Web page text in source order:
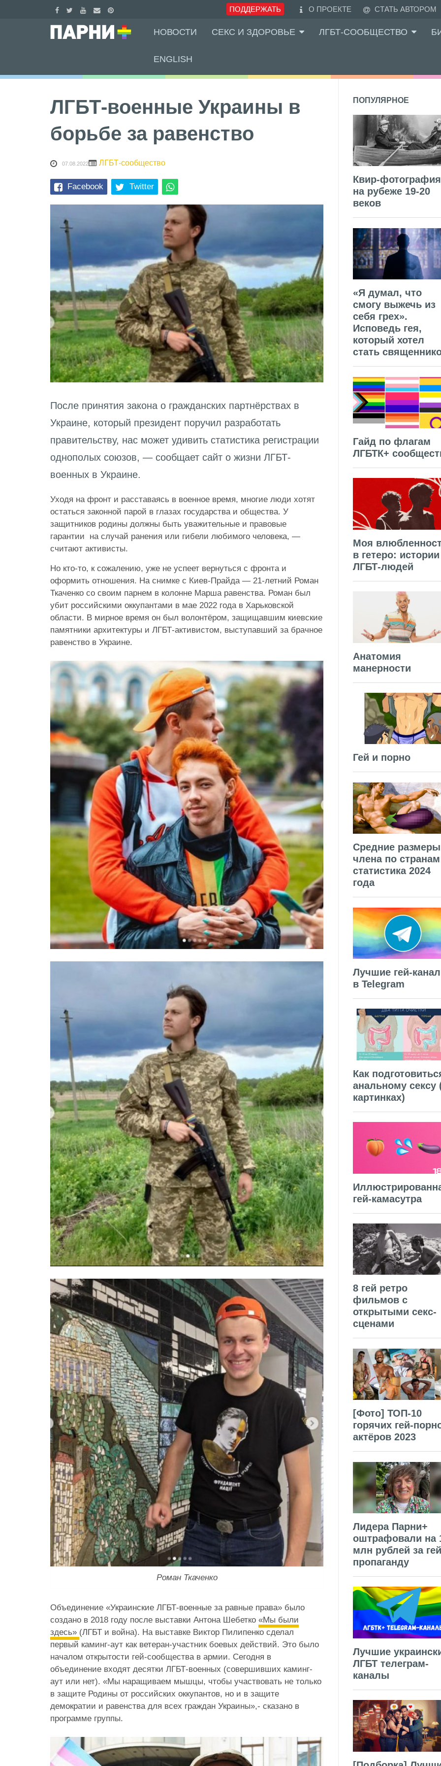
ПОДДЕРЖАТЬ О ПРОЕКТЕ СТАТЬ АВТОРОМ
НОВОСТИ СЕКС И ЗДОРОВЬЕ ЛГБТ-СООБЩЕСТВО
ENGLISH
ЛГБТ-военные Украины в
борьбе за равенство
07.08.2022 ЛГБТ-сообщество
Facebook Twitter
После принятия закона о гражданских партнёрствах в
Украине, который президент поручил разработать
правительству, нас может удивить статистика регистрации
однополых союзов, — сообщает сайт о жизни ЛГБТ-
военных в Украине.
Уходя на фронт и расставаясь в военное время, многие люди хотят
остаться законной парой в глазах государства и общества. У
защитников родины должны быть уважительные и правовые
гарантии на случай ранения или гибели любимого человека, —
считают активисты.
Но кто-то, к сожалению, уже не успеет вернуться с фронта и
оформить отношения. На снимке с Киев-Прайда — 21-летний Роман
Ткаченко со своим парнем в колонне Марша равенства. Роман был
убит российскими оккупантами в мае 2022 года в Харьковской
области. В мирное время он был волонтёром, защищавшим киевские
памятники архитектуры и ЛГБТ-активистом, выступавший за брачное
равенство в Украине.
Роман Ткаченко
Объединение «Украинские ЛГБТ-военные за равные права» было
создано в 2018 году после выставки Антона Шебетко «Мы были
здесь» (ЛГБТ и война). На выставке Виктор Пилипенко сделал
первый каминг-аут как ветеран-участник боевых действий. Это было
началом открытости гей-сообщества в армии. Сегодня в
объединение входят десятки ЛГБТ-военных (совершивших каминг-
аут или нет). «Мы наращиваем мышцы, чтобы участвовать не только
в защите Родины от российских оккупантов, но и в защите
демократии и равенства для всех граждан Украины»,- сказано в
программе группы.
ПОПУЛЯРНОЕ
Квир-фотография
на рубеже 19-20
веков
«Я думал, что
смогу выжечь из
себя грех».
Исповедь гея,
который хотел
стать
Гайд по флагам
ЛГБТК+
Моя
в гетеро: истории
ЛГБТ-людей
Анатомия
манерности
Гей и порно
Средние размеры
члена по
статистика 2024
года
Лучшие гей-
в Telegram
Как
анальному сексу
картинках)
гей-камасутра
8 гей ретро
фильмов с
открытыми секс-
сценами
[Фото] ТОП-10
горячих гей-
актёров 2023
Лидера Парни+
оштрафовали на
млн рублей за
пропаганду
Лучшие
ЛГБТ телеграм-
каналы